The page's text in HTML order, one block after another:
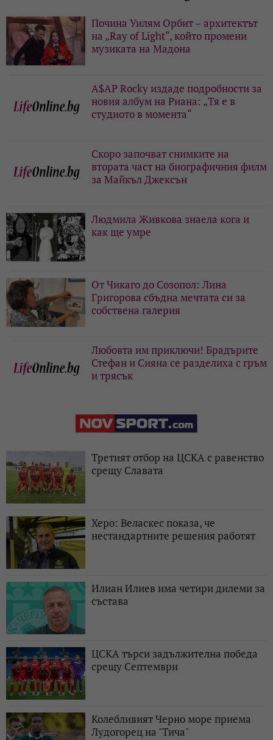
Почина Уилям Орбит – архитектът
на „Ray of Light“, който промени
музиката на Мадона
A$AP Rocky издаде подробности за
новия албум на Риана: „Тя е в
студиото в момента“
Скоро започват снимките на
втората част на биографичния филм
за Майкъл Джексън
Людмила Живкова знаела кога и
как ще умре
От Чикаго до Созопол: Лина
Григорова сбъдна мечтата си за
собствена галерия
Любовта им приключи! Брадърите
Стефан и Сияна се разделиха с гръм
и трясък
Третият отбор на ЦСКА с равенство
срещу Славата
Херо: Веласкес показа, че
нестандартните решения работят
Илиан Илиев има четири дилеми за
състава
ЦСКА търси задължителна победа
срещу Септември
Колебливият Черно море приема
Лудогорец на "Тича"